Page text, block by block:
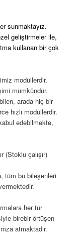
sunmaktayız.
geliştirmeler ile,
kullanan bir çok
modüllerdir.
mümkündür.
arada hiç bir
hızlı modüllerdir.
edebilmekte,
(Stoklu çalışır)
tüm bu bileşenleri
her tür
birebir örtüşen
atmaktadır.